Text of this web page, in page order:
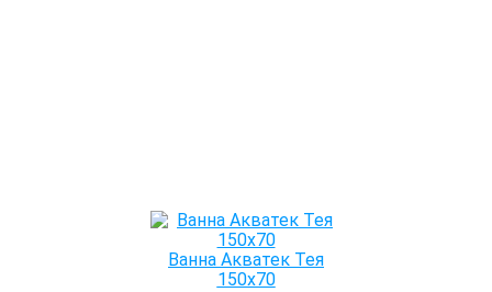
Ванна Акватек Тея
150х70